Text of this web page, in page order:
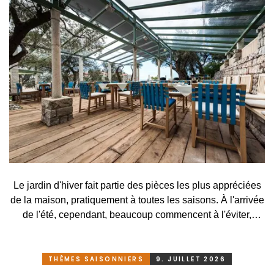
Le jardin d'hiver fait partie des pièces les plus appréciées
de la maison, pratiquement à toutes les saisons. À l'arrivée
de l'été, cependant, beaucoup commencent à l'éviter,
qu'en un lieu agréable de détente. C'est pourtant
THÈMES SAISONNIERS 9. JUILLET 2026